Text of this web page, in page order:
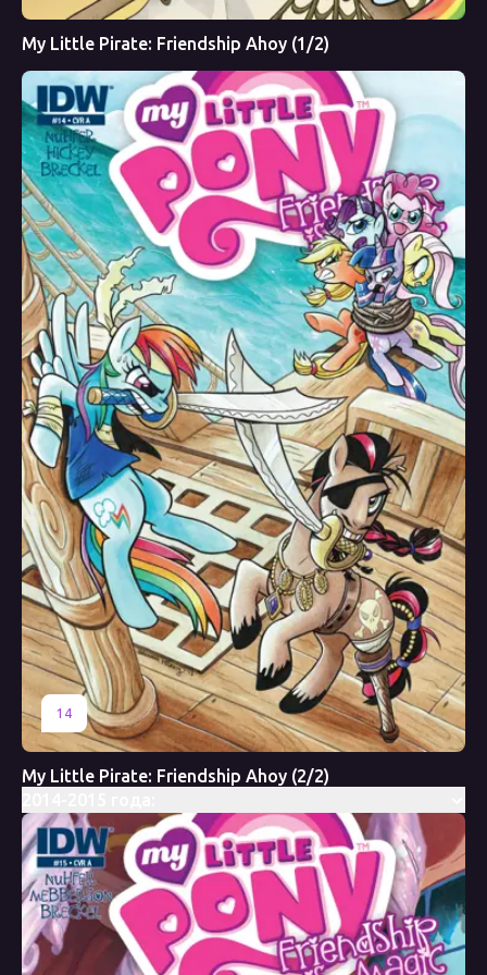
My Little Pirate: Friendship Ahoy (1/2)
14
My Little Pirate: Friendship Ahoy (2/2)